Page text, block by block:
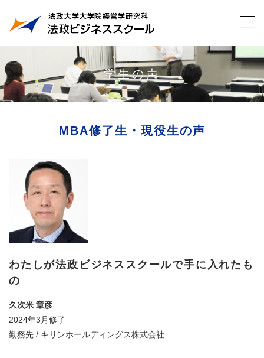
学生の声
MBA修了生・現役生の声
わたしが法政ビジネススクールで手に入れたも
の
久次米 章彦
2024年3月修了
勤務先 / キリンホールディングス株式会社